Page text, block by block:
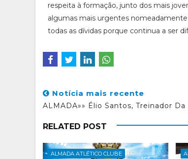
respeita à formação, junto dos mais
algumas mais urgentes nomeadamente
todas as dívidas porque continua a ser
Notícia mais recente
ALMADA»» Élio Santos, Treinador Da
RELATED POST
ALMADA ATLÉTICO CLUBE